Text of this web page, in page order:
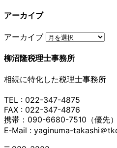
アーカイブ
アーカイブ
柳沼隆税理士事務所
相続に特化した税理士事務所
TEL : 022-347-4875
FAX : 022-347-4876
携帯：090-6680-7510（優先）
E‐Mail : yaginuma-takashi＠